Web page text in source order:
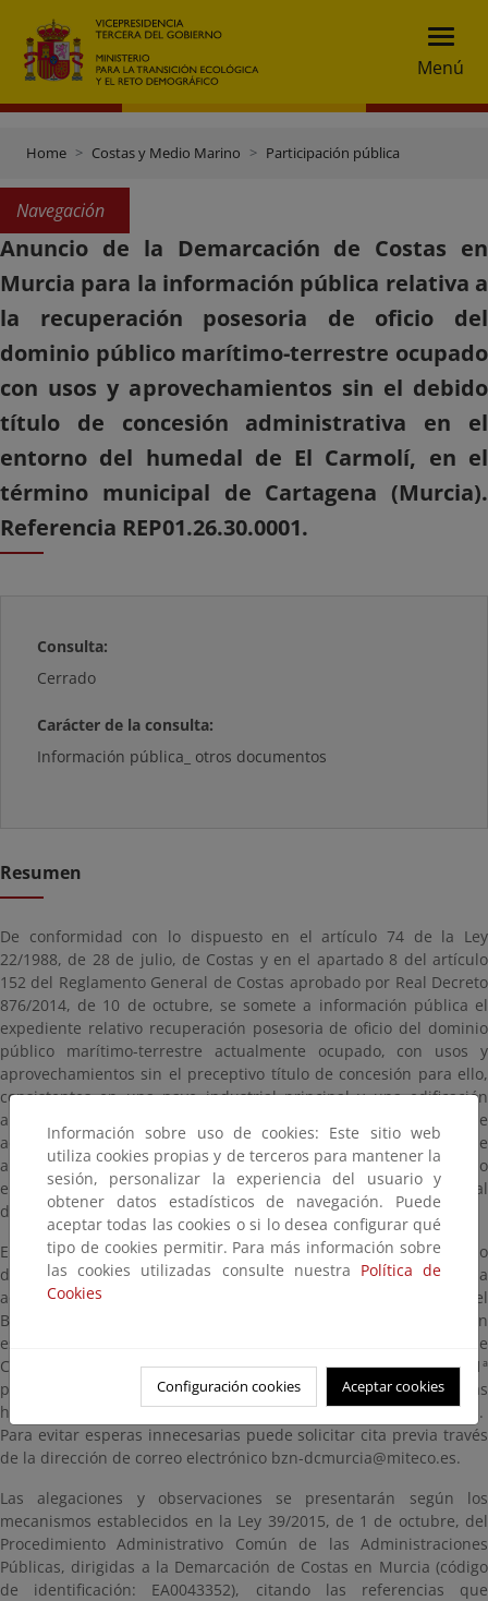
Menú
Home Costas y Medio Marino Participación pública
Navegación
Anuncio de la Demarcación de Costas en
Murcia para la información pública relativa a
la recuperación posesoria de oficio del
dominio público marítimo-terrestre ocupado
con usos y aprovechamientos sin el debido
título de concesión administrativa en el
entorno del humedal de El Carmolí, en el
término municipal de Cartagena (Murcia).
Referencia REP01.26.30.0001.
Consulta:
Cerrado
Carácter de la consulta:
Información pública_ otros documentos
Resumen
De conformidad con lo dispuesto en el artículo 74 de la Ley
22/1988, de 28 de julio, de Costas y en el apartado 8 del artículo
152 del Reglamento General de Costas aprobado por Real Decreto
876/2014, de 10 de octubre, se somete a información pública el
expediente relativo recuperación posesoria de oficio del dominio
público marítimo-terrestre actualmente ocupado, con usos y
aprovechamientos sin el preceptivo título de concesión para ello,
consistentes en una nave industrial principal y una edificación
auxiliar anexa, incluidos en el DPMT, según el deslinde
actualmente vigente aprobado por la Orden Ministerial de 15 de
abril de 2025, con referencia DES01/22/30/0008), todo ello ubicado
en el entorno del humedal de El Carmolí, en el término municipal
de Cartagena (Murcia).
El expediente estará a disposición del público durante un plazo
de ocho (8) días hábiles, contados a partir del día siguiente a
aquel en que tenga lugar la publicación de este anuncio en el
Boletín Oficial del Estado, dentro del cual se puede consultar en
esta página, así como en las oficinas de esta Demarcación de
Costas en Murcia (ubicadas en Avenida Alfonso X “El Sabio”, 6 - 1ª
planta. Edificio de Servicios Múltiples. 30071. Murcia), en días
hábiles y en horario comprendido entre las 9:00 y las 14:00 horas.
Para evitar esperas innecesarias puede solicitar cita previa través
de la dirección de correo electrónico bzn-dcmurcia@miteco.es.
Las alegaciones y observaciones se presentarán según los
mecanismos establecidos en la Ley 39/2015, de 1 de octubre, del
Procedimiento Administrativo Común de las Administraciones
Públicas, dirigidas a la Demarcación de Costas en Murcia (código
de identificación: EA0043352), citando las referencias que
Información sobre uso de cookies: Este sitio web
utiliza cookies propias y de terceros para mantener la
sesión, personalizar la experiencia del usuario y
obtener datos estadísticos de navegación. Puede
aceptar todas las cookies o si lo desea configurar qué
tipo de cookies permitir. Para más información sobre
las cookies utilizadas consulte nuestra Política de
Cookies
Configuración cookies Aceptar cookies